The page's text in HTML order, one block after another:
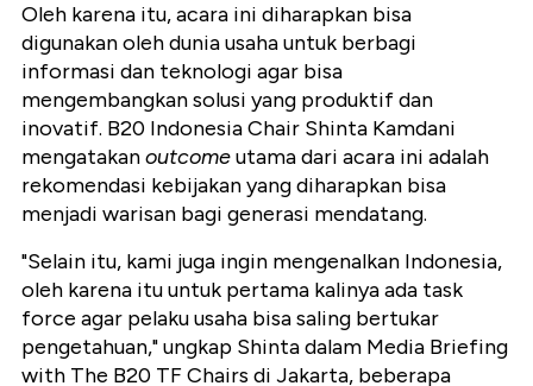
Oleh karena itu, acara ini diharapkan bisa
digunakan oleh dunia usaha untuk berbagi
informasi dan teknologi agar bisa
mengembangkan solusi yang produktif dan
inovatif. B20 Indonesia Chair Shinta Kamdani
mengatakanoutcomeutama dari acara ini adalah
rekomendasi kebijakan yang diharapkan bisa
menjadi warisan bagi generasi mendatang.
"Selain itu, kami juga ingin mengenalkan Indonesia,
oleh karena itu untuk pertama kalinya ada task
force agar pelaku usaha bisa saling bertukar
pengetahuan," ungkap Shinta dalam Media Briefing
with The B20 TF Chairs di Jakarta, beberapa